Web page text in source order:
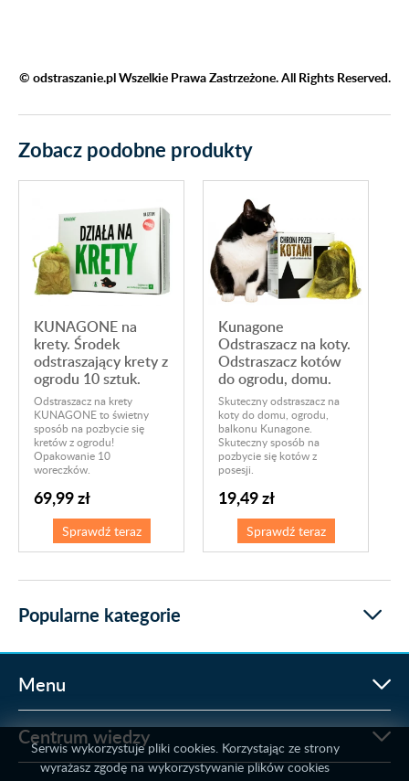
© odstraszanie.pl Wszelkie Prawa Zastrzeżone. All Rights Reserved.
Zobacz podobne produkty
KUNAGONE na
krety. Środek
odstraszający krety z
ogrodu 10 sztuk.
Odstraszacz na krety
KUNAGONE to świetny
sposób na pozbycie się
kretów z ogrodu!
Opakowanie 10
woreczków.
69,99 zł
Sprawdź teraz
Kunagone
Odstraszacz na koty.
Odstraszacz kotów
do ogrodu, domu.
Skuteczny odstraszacz na
koty do domu, ogrodu,
balkonu Kunagone.
Skuteczny sposób na
pozbycie się kotów z
posesji.
19,49 zł
Sprawdź teraz
Popularne kategorie
Menu
Centrum wiedzy
Serwis wykorzystuje pliki cookies. Korzystając ze strony
wyrażasz zgodę na wykorzystywanie plików cookies